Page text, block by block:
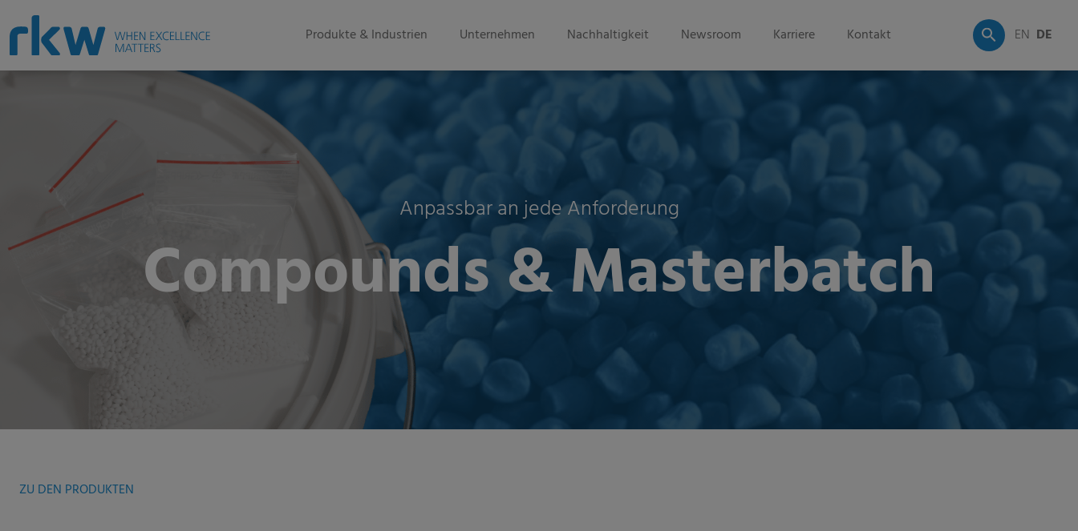
Produkte & Industrien Unternehmen Nachhaltigkeit Newsroom Karriere Kontakt EN DE
Anpassbar an jede Anforderung
Compounds & Masterbatch
ZU DEN PRODUKTEN